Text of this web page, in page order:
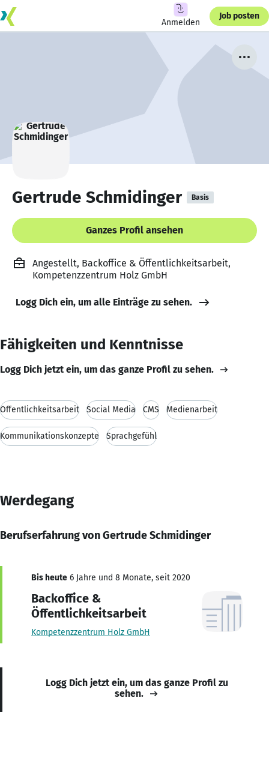
Anmelden
Job posten
Gertrude Schmidinger Basis
Ganzes Profil ansehen
Angestellt, Backoffice & Öffentlichkeitsarbeit,
Kompetenzzentrum Holz GmbH
Logg Dich ein, um alle Einträge zu sehen.
Fähigkeiten und Kenntnisse
Logg Dich jetzt ein, um das ganze Profil zu sehen.
Öffentlichkeitsarbeit Social Media CMS Medienarbeit
Kommunikationskonzepte Sprachgefühl
Werdegang
Berufserfahrung von Gertrude Schmidinger
Bis heute 6 Jahre und 8 Monate, seit 2020
Backoffice &
Öffentlichkeitsarbeit
Kompetenzzentrum Holz GmbH
Logg Dich jetzt ein, um das ganze Profil zu
sehen.